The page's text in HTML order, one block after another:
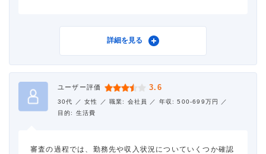
ライオンズリース フリーロ
詳細を見る
ユーザー評価 3.6
30代 ／ 女性 ／ 職業: 会社員 ／
年収: 500-699万円 ／
目的: 生活費
審査の過程では、勤務先や収入状況についていくつか確認